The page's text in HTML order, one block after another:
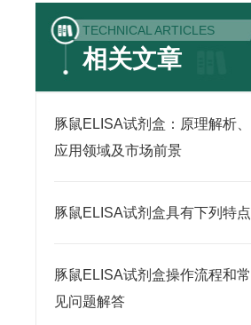
TECHNICAL ARTICLES
相关文章
豚鼠ELISA试剂盒：原理解析、
应用领域及市场前景
豚鼠ELISA试剂盒具有下列特点
豚鼠ELISA试剂盒操作流程和常
见问题解答